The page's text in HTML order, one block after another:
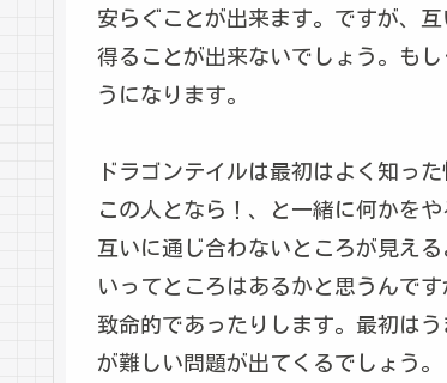
安らぐことが出来ます。ですが、
得ることが出来ないでしょう。も
うになります。
ドラゴンテイルは最初はよく知っ
この人となら！、と一緒に何かを
互いに通じ合わないところが見え
いってところはあるかと思うんで
致命的であったりします。最初は
が難しい問題が出てくるでしょう。